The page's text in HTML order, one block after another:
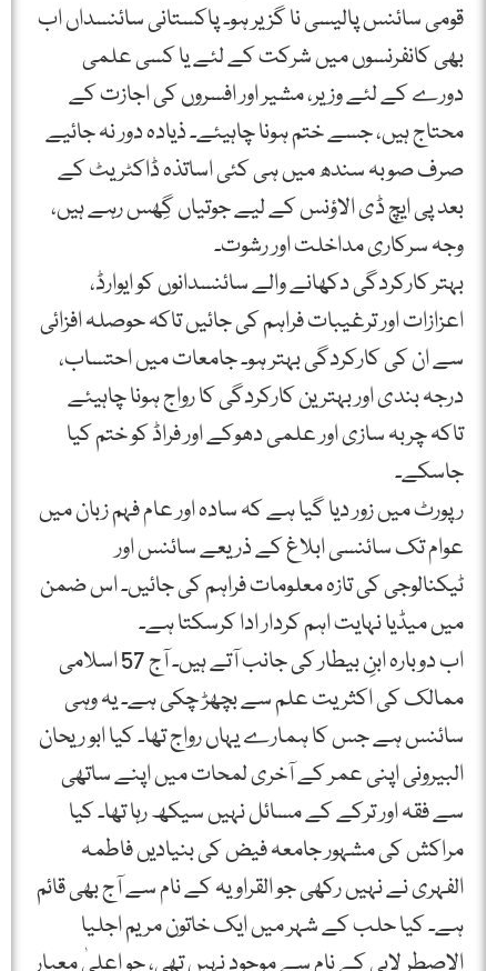
قومی سائنس پالیسی نا گزیر ہو۔ پاکستانی سائنسداں اب
بھی کانفرنسوں میں شرکت کے لئے یا کسی علمی
دورے کے لئے وزیر، مشیر اور افسروں کی اجازت کے
محتاج ہیں، جسے ختم ہونا چاہیئے۔ ذیادہ دور نہ جائیے
صرف صوبہ سندھ میں ہی کئی اساتذہ ڈاکٹریٹ کے
بعد پی ایچ ڈی الاؤنس کے لیے جوتیاں گِھس رہے ہیں،
وجہ سرکاری مداخلت اور رشوت۔
بہتر کارکردگی دکھانے والے سائنسدانوں کو ایوارڈ،
اعزازات اور ترغیبات فراہم کی جائیں تاکہ حوصلہ افزائی
سے ان کی کارکردگی بہتر ہو۔ جامعات میں احتساب،
درجہ بندی اور بہترین کارکردگی کا رواج ہونا چاہیئے
تاکہ چربہ سازی اور علمی دھوکے اور فراڈ کو ختم کیا
جاسکے۔
رپورٹ میں زور دیا گیا ہے کہ سادہ اور عام فہم زبان میں
عوام تک سائنسی ابلاغ کے ذریعے سائنس اور
ٹیکنالوجی کی تازہ معلومات فراہم کی جائیں۔ اس ضمن
میں میڈیا نہایت اہم کردار ادا کرسکتا ہے۔
اب دوبارہ ابنِ بیطار کی جانب آتے ہیں۔ آج 57 اسلامی
ممالک کی اکثریت علم سے بچھڑ چکی ہے۔ یہ وہی
سائنس ہے جس کا ہمارے یہاں رواج تھا۔ کیا ابو ریحان
البیرونی اپنی عمر کے آخری لمحات میں اپنے ساتھی
سے فقہ اور ترکے کے مسائل نہیں سیکھ رہا تھا۔ کیا
مراکش کی مشہور جامعہ فیض کی بنیادیں فاطمہ
الفہری نے نہیں رکھی جو القراویہ کے نام سے آج بھی قائم
ہے۔ کیا حلب کے شہر میں ایک خاتون مریم اجلیا
الاصطر لابی کے نام سے موجود نہیں تھی، جو اعلیٰ معیار